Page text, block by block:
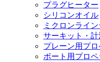
プラグヒーター
シリコンオイル
ミクロンライ
サーキット・計
プレーン用プ
ボート用プロ